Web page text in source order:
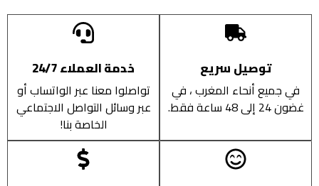
توصيل سريع
في جميع أنحاء المغرب ، في
غضون 24 إلى 48 ساعة فقط.
خدمة العملاء 24/7
تواصلوا معنا عبر الواتساب أو
عبر وسائل التواصل الاجتماعي
الخاصة بنا!